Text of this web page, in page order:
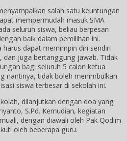
salah satu keuntungan
mempermudah masuk SMA
seluruh siswa, beliau berpesan
baik dalam pemilihan ini.
dapat memimpin diri sendiri
dan juga bertanggung jawab. Tidak
bagi seluruh 5 calon ketua
nantinya, tidak boleh menimbulkan
siswa terbesar di sekolah ini.
dilanjutkan dengan doa yang
S.Pd. Kemudian, kegiatan
dengan diawali oleh Pak Qodim
oleh beberapa guru.